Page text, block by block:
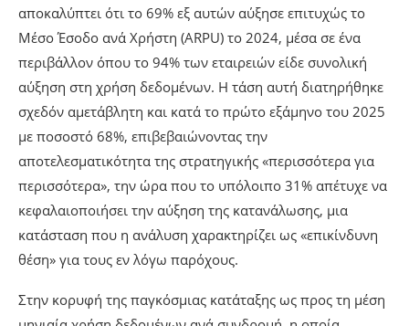
αποκαλύπτει ότι το 69% εξ αυτών αύξησε επιτυχώς το
Μέσο Έσοδο ανά Χρήστη (ARPU) το 2024, μέσα σε ένα
περιβάλλον όπου το 94% των εταιρειών είδε συνολική
αύξηση στη χρήση δεδομένων. Η τάση αυτή διατηρήθηκε
σχεδόν αμετάβλητη και κατά το πρώτο εξάμηνο του 2025
με ποσοστό 68%, επιβεβαιώνοντας την
αποτελεσματικότητα της στρατηγικής «περισσότερα για
περισσότερα», την ώρα που το υπόλοιπο 31% απέτυχε να
κεφαλαιοποιήσει την αύξηση της κατανάλωσης, μια
κατάσταση που η ανάλυση χαρακτηρίζει ως «επικίνδυνη
θέση» για τους εν λόγω παρόχους.
Στην κορυφή της παγκόσμιας κατάταξης ως προς τη μέση